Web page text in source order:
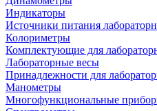
Индикаторы
Источники питания
Колориметры
Комплектующие для
Лабораторные весы
Принадлежности для
Манометры
Многофункциональные